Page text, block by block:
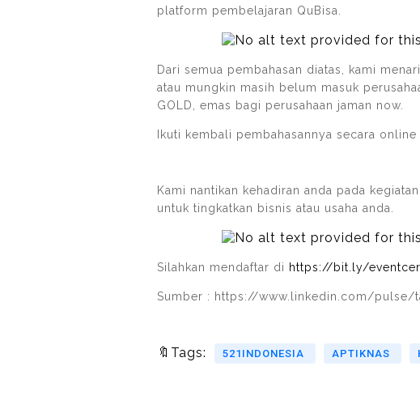
platform pembelajaran QuBisa.
Dari semua pembahasan diatas, kami
atau mungkin masih belum masuk
GOLD, emas bagi perusahaan jaman now.
Ikuti kembali pembahasannya secara
Kami nantikan kehadiran anda pada
untuk tingkatkan bisnis atau usaha anda.
Silahkan mendaftar di https://bit.ly/
Sumber : https://www.linkedin.com/
🔖Tags: 521INDONESIA APTIKNAS